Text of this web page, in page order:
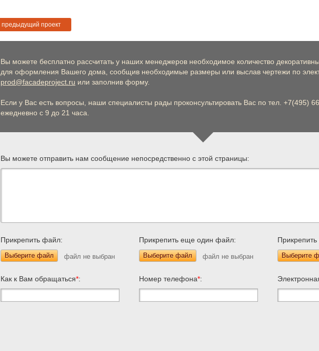
предыдущий проект
Вы можете бесплатно рассчитать у наших менеджеров необходимое количество
для оформления Вашего дома, сообщив необходимые размеры или выслав чертежи по
prod@facadeproject.ru или заполнив форму.
Если у Вас есть вопросы, наши специалисты рады проконсультировать Вас по тел. +7(495)
ежедневно с 9 до 21 часа.
Вы можете отправить нам сообщение непосредственно с этой страницы:
Прикрепить файл:
Выберите файл
Прикрепить еще один файл:
Выберите файл Выберите
Как к Вам обращаться*: Номер телефона*: